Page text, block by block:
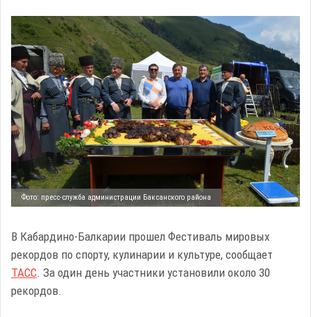
Фото: пресс-служба администрации Баксанского района
В Кабардино-Балкарии прошел Фестиваль мировых
рекордов по спорту, кулинарии и культуре, сообщает
ТАСС. За один день участники установили около 30
рекордов.